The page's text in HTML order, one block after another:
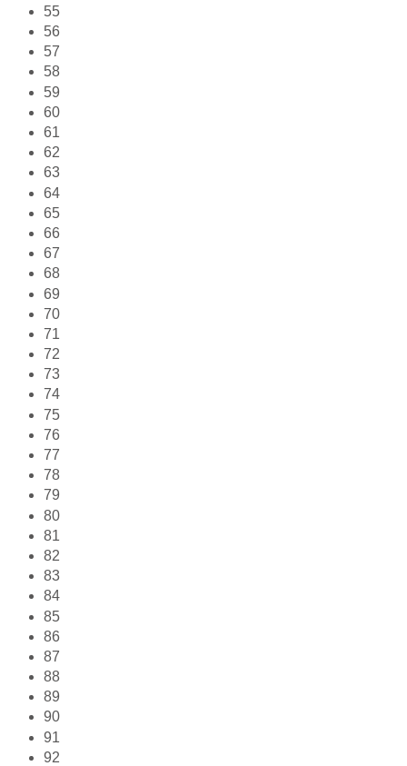
55
56
57
58
59
60
61
62
63
64
65
66
67
68
69
70
71
72
73
74
75
76
77
78
79
80
81
82
83
84
85
86
87
88
89
90
91
92